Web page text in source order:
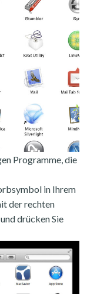
Programme, die
in Ihrem
der rechten
drücken Sie